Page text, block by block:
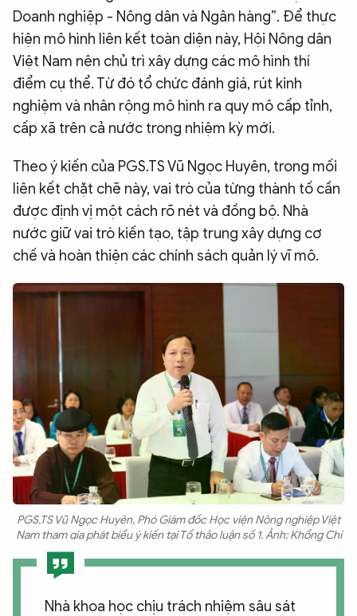
Doanh nghiệp - Nông dân và Ngân hàng”. Để thực
hiện mô hình liên kết toàn diện này, Hội Nông dân
Việt Nam nên chủ trì xây dựng các mô hình thí
điểm cụ thể. Từ đó tổ chức đánh giá, rút kinh
nghiệm và nhân rộng mô hình ra quy mô cấp tỉnh,
cấp xã trên cả nước trong nhiệm kỳ mới.
Theo ý kiến của PGS.TS Vũ Ngọc Huyên, trong mối
liên kết chặt chẽ này, vai trò của từng thành tố cần
được định vị một cách rõ nét và đồng bộ. Nhà
nước giữ vai trò kiến tạo, tập trung xây dựng cơ
chế và hoàn thiện các chính sách quản lý vĩ mô.
PGS.TS Vũ Ngọc Huyên, Phó Giám đốc Học viện Nông nghiệp Việt
Nam tham gia phát biểu ý kiến tại Tổ thảo luận số 1. Ảnh: Khổng Chí
Nhà khoa học chịu trách nhiệm sâu sát